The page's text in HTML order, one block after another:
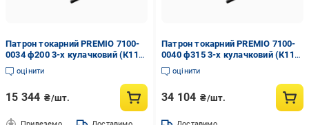
Патрон токарний PREMIO 7100-
0034 ф200 3-х кулачковий (К11-
200С/C5)
оцінити
15 344 ₴/шт.
Патрон токарний PREMIO 7100-
0040 ф315 3-х кулачковий (К11-
315С/С6)
оцінити
34 104 ₴/шт.